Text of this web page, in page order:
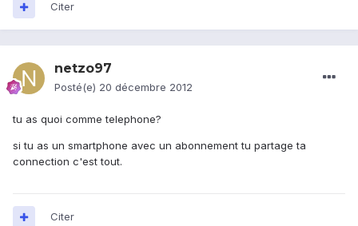
Citer
netzo97
Posté(e) 20 décembre 2012
tu as quoi comme telephone?
si tu as un smartphone avec un abonnement tu partage ta
connection c'est tout.
Citer